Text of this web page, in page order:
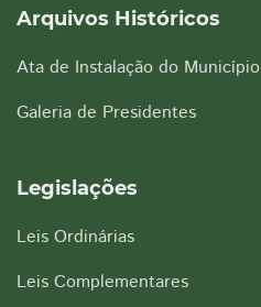
Arquivos Históricos
Ata de Instalação do Município
Galeria de Presidentes
Legislações
Leis Ordinárias
Leis Complementares